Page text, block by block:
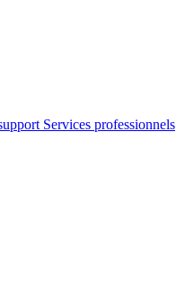
Services professionnels